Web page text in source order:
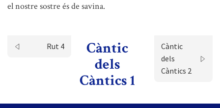
el nostre sostre és de savina.
Rut 4
Càntic
dels
Càntics 1
Càntic
dels
Càntics 2